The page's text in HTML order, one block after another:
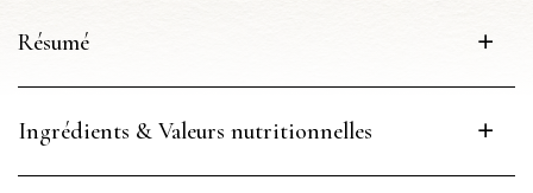
Résumé
Ingrédients & Valeurs nutritionnelles